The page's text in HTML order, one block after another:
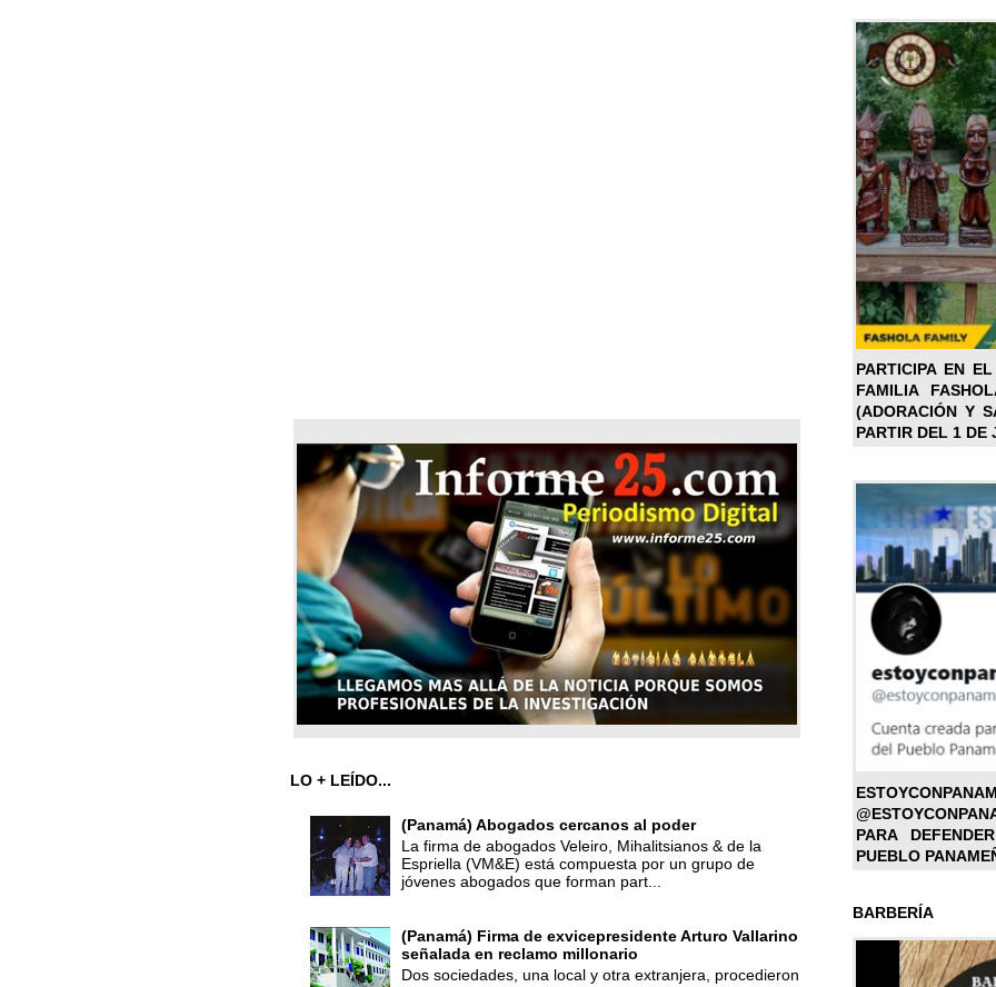
LO + LEÍDO...
(Panamá) Abogados cercanos al poder
La firma de abogados Veleiro, Mihalitsianos & de la
Espriella (VM&E) está compuesta por un grupo de
jóvenes abogados que forman part...
(Panamá) Firma de exvicepresidente Arturo Vallarino
señalada en reclamo millonario
Dos sociedades, una local y otra extranjera, procedieron
PARTICIPA EN
FAMILIA
(ADORACIÓN Y
PARTIR DEL 1 DE
PARA
PUEBLO
BARBERÍA